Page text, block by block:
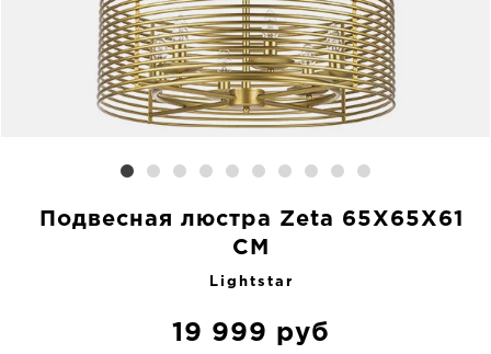
Подвесная люстра Zeta 65X65X61
CM
Lightstar
19 999 руб